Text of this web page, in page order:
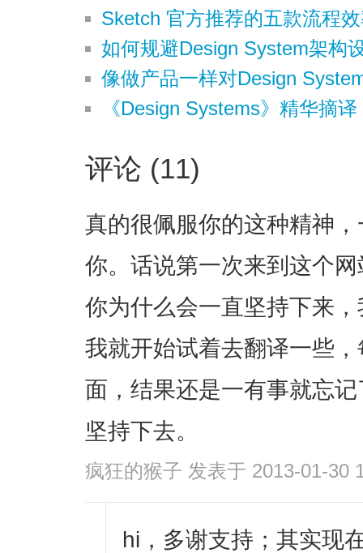
Sketch 官方推荐的五款流程
如何规避Design System架构
像做产品一样对Design
《Design Systems》精华摘
评论 (11)
真的很佩服你的这种精神
你。话说第一次来到这个
你为什么会一直坚持下来
我就开始试着去翻译一些
面，结果还是一有事就忘
坚持下去。
疯狂的猴子 发表于 2013-01-30
hi，多谢支持；其实现